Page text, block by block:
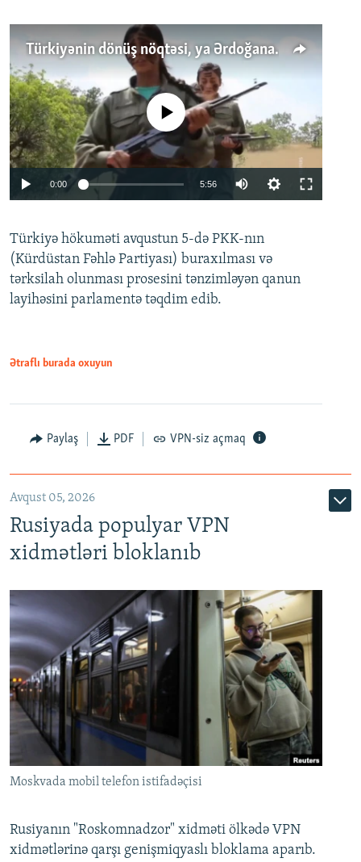
Türkiyənin dönüş nöqtəsi, ya Ərdoğana üçüncü şans: PKK ilə qəfil barışıq nə deməkdir?
Auto 240p 360p 480p
720p 1080p
No media source currently available
0:00 5:56
360p
480p
Türkiyə hökuməti avqustun 5-də PKK-nın
(Kürdüstan Fəhlə Partiyası) buraxılması və
tərksilah olunması prosesini tənzimləyən qanun
layihəsini parlamentə təqdim edib.
Ətraflı burada oxuyun
Paylaş PDF VPN-siz açmaq
Avqust 05, 2026
Rusiyada populyar VPN
xidmətləri bloklanıb
Moskvada mobil telefon istifadəçisi
Rusiyanın "Roskomnadzor" xidməti ölkədə VPN
xidmətlərinə qarşı genişmiqyaslı bloklama aparıb.